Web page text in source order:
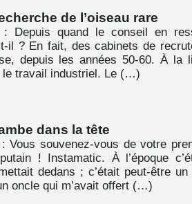
de l’oiseau rare
: Depuis quand le conseil en
il ? En fait, des cabinets de
depuis les années 50-60. À la
le travail industriel. Le (…)
dans la tête
Vous souvenez-vous de votre
! Instamatic. À l’époque
dedans ; c’était peut-être
oncle qui m’avait offert (…)